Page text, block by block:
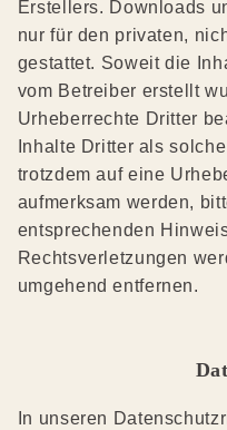
Erstellers. Downloads
nur für den privaten,
gestattet. Soweit die
vom Betreiber erstellt
Urheberrechte Dritter
Inhalte Dritter als
trotzdem auf eine
aufmerksam werden,
entsprechenden
Rechtsverletzungen
umgehend entfernen.
In unseren